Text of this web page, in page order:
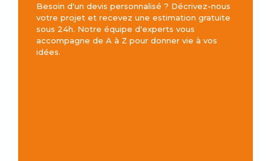
Besoin d'un devis personnalisé ? Décrivez-nous
votre projet et recevez une estimation gratuite
sous 24h. Notre équipe d'experts vous
accompagne de A à Z pour donner vie à vos
idées.